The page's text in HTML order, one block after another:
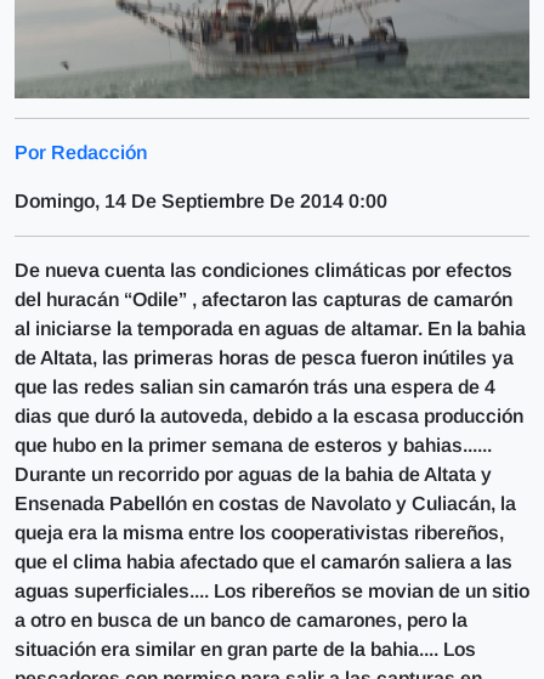
Por Redacción
Domingo, 14 De Septiembre De 2014 0:00
De nueva cuenta las condiciones climáticas por efectos
del huracán “Odile” , afectaron las capturas de camarón
al iniciarse la temporada en aguas de altamar. En la bahia
de Altata, las primeras horas de pesca fueron inútiles ya
que las redes salian sin camarón trás una espera de 4
dias que duró la autoveda, debido a la escasa producción
que hubo en la primer semana de esteros y bahias......
Durante un recorrido por aguas de la bahia de Altata y
Ensenada Pabellón en costas de Navolato y Culiacán, la
queja era la misma entre los cooperativistas ribereños,
que el clima habia afectado que el camarón saliera a las
aguas superficiales.... Los ribereños se movian de un sitio
a otro en busca de un banco de camarones, pero la
situación era similar en gran parte de la bahia.... Los